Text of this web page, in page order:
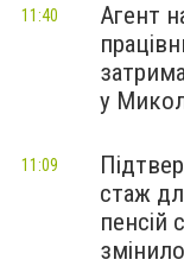
Агент
у
11:40
стаж
пенсій
11:09